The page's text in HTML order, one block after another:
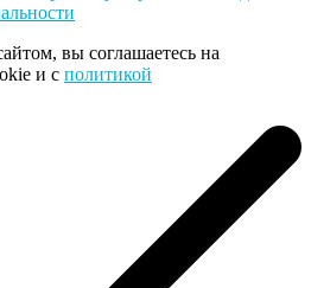
вы соглашаетесь на
и с политикой